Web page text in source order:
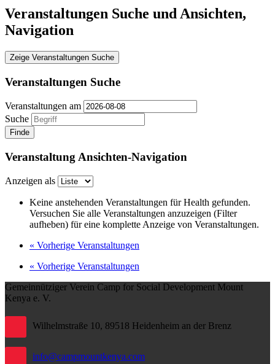
Veranstaltungen Suche und Ansichten,
Navigation
Zeige Veranstaltungen Suche
Veranstaltungen Suche
Veranstaltungen am
Suche
Veranstaltung Ansichten-Navigation
Anzeigen als
Keine anstehenden Veranstaltungen für Health gefunden.
Versuchen Sie alle Veranstaltungen anzuzeigen (Filter
aufheben) für eine komplette Anzeige von Veranstaltungen.
« Vorherige Veranstaltungen
« Vorherige Veranstaltungen
Gemeinnütziger Verein Camp for Social Development Mount
Kenya e. V.
Wilhelmstraße 10, 89518 Heidenheim an der Brenz
info@campmountkenya.com